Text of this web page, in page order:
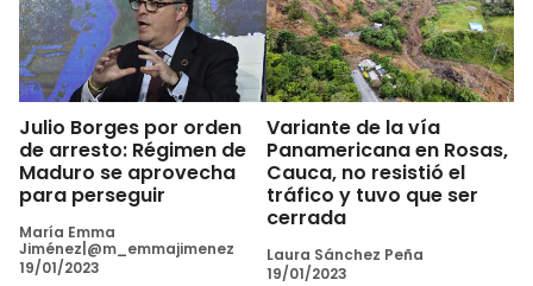
Julio Borges por orden
de arresto: Régimen de
Maduro se aprovecha
para perseguir
María Emma
Jiménez|@m_emmajimenez
19/01/2023
Variante de la vía
Panamericana en Rosas,
Cauca, no resistió el
tráfico y tuvo que ser
cerrada
Laura Sánchez Peña
19/01/2023